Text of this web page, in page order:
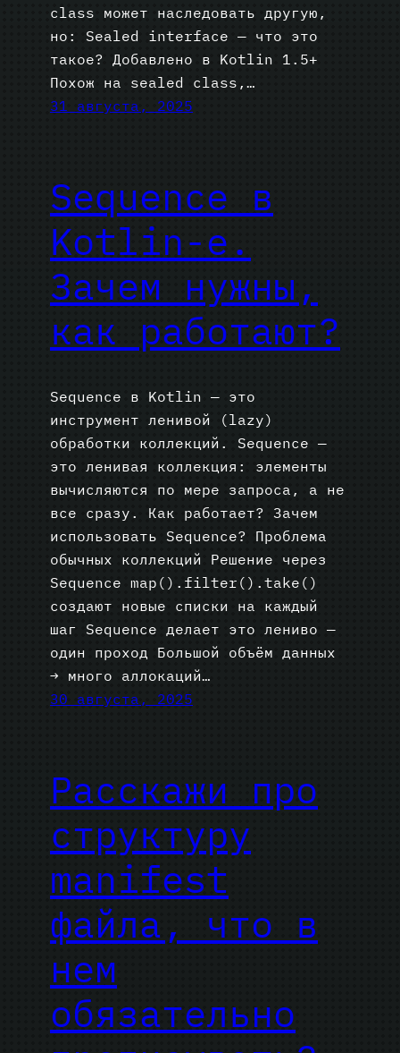
class может наследовать другую,
но: Sealed interface — что это
такое? Добавлено в Kotlin 1.5+
Похож на sealed class,…
31 августа, 2025
Sequence в
Kotlin-е.
Зачем нужны,
как работают?
Sequence в Kotlin — это
инструмент ленивой (lazy)
обработки коллекций. Sequence —
это ленивая коллекция: элементы
вычисляются по мере запроса, а не
все сразу. Как работает? Зачем
использовать Sequence? Проблема
обычных коллекций Решение через
Sequence map().filter().take()
создают новые списки на каждый
шаг Sequence делает это лениво —
один проход Большой объём данных
→ много аллокаций…
30 августа, 2025
Расскажи про
структуру
manifest
файла, что в
нем
обязательно